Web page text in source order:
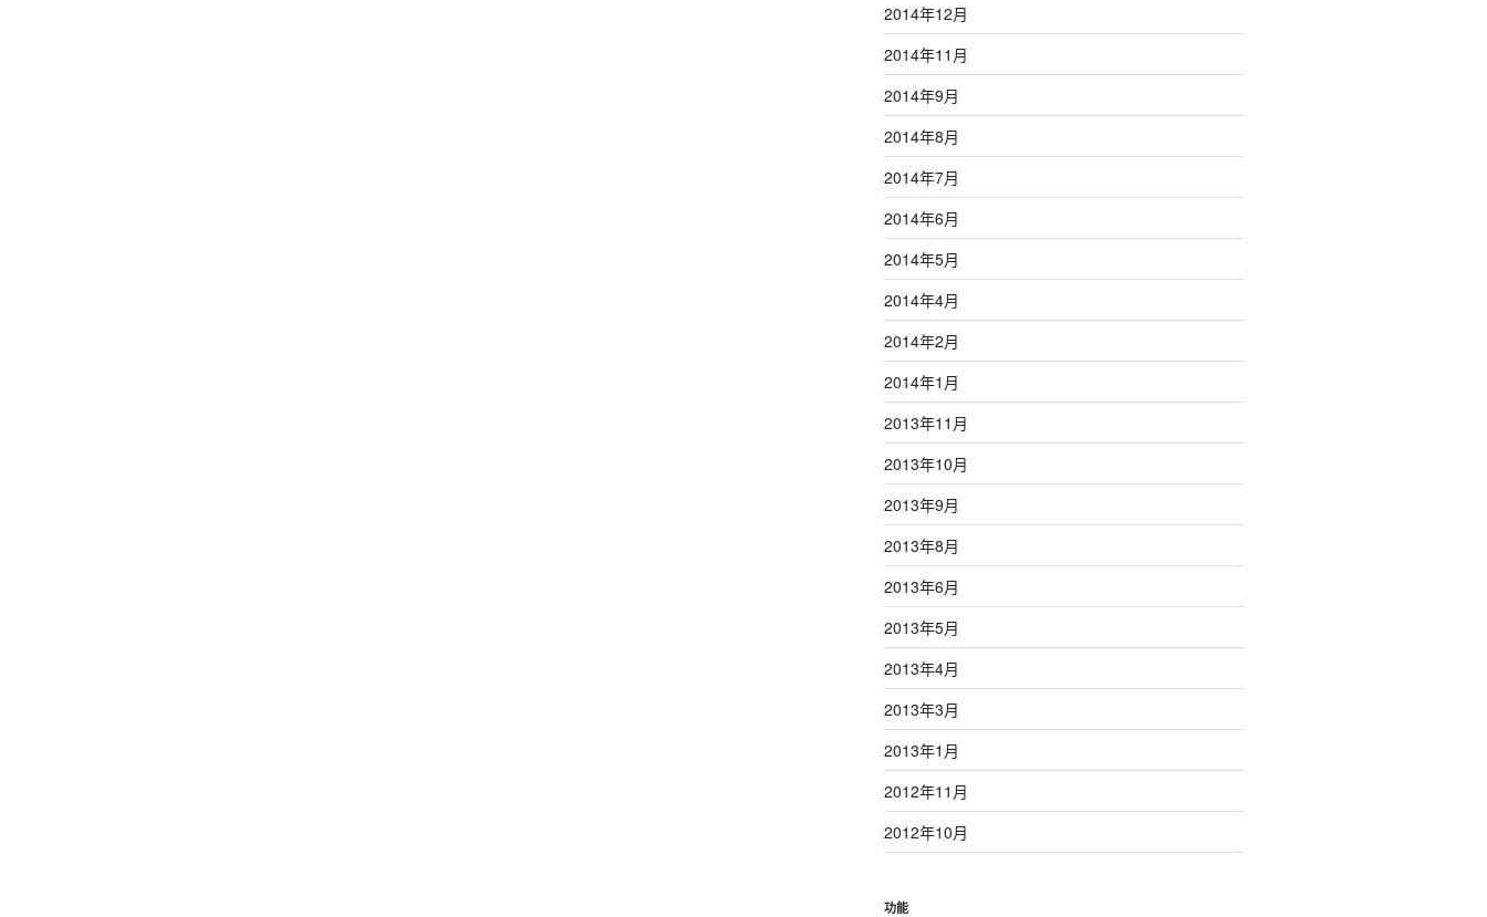
2014年12月
2014年11月
2014年9月
2014年8月
2014年7月
2014年6月
2014年5月
2014年4月
2014年2月
2014年1月
2013年11月
2013年10月
2013年9月
2013年8月
2013年6月
2013年5月
2013年4月
2013年3月
2013年1月
2012年11月
2012年10月
功能